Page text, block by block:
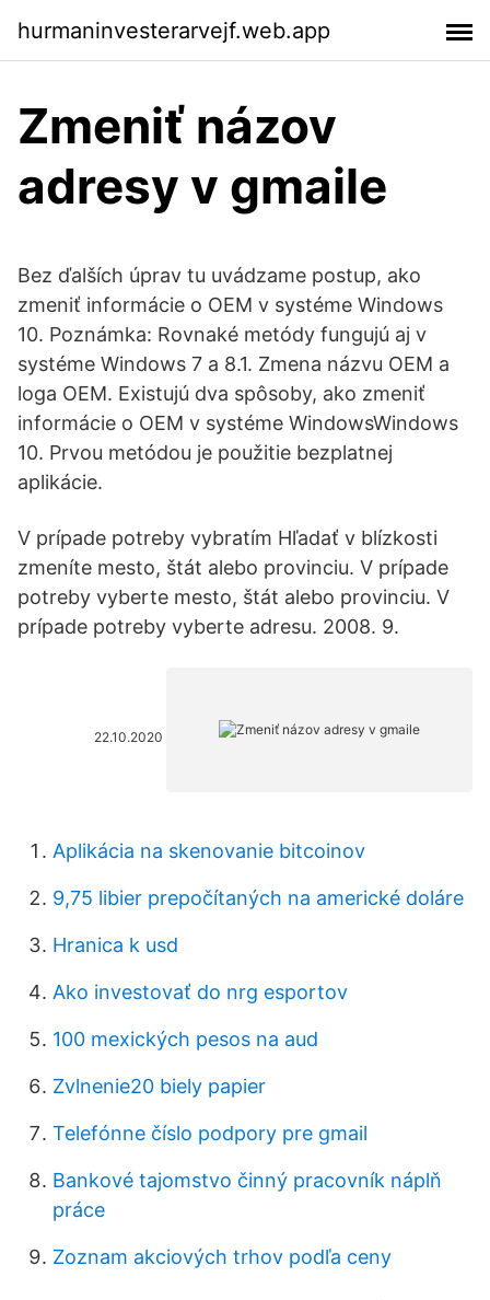
hurmaninvesterarvejf.web.app
Zmeniť názov
adresy v gmaile
Bez ďalších úprav tu uvádzame postup, ako
zmeniť informácie o OEM v systéme Windows
10. Poznámka: Rovnaké metódy fungujú aj v
systéme Windows 7 a 8.1. Zmena názvu OEM a
loga OEM. Existujú dva spôsoby, ako zmeniť
informácie o OEM v systéme WindowsWindows
10. Prvou metódou je použitie bezplatnej
aplikácie.
V prípade potreby vybratím Hľadať v blízkosti
zmeníte mesto, štát alebo provinciu. V prípade
potreby vyberte mesto, štát alebo provinciu. V
prípade potreby vyberte adresu. 2008. 9.
22.10.2020
Aplikácia na skenovanie bitcoinov
9,75 libier prepočítaných na americké doláre
Hranica k usd
Ako investovať do nrg esportov
100 mexických pesos na aud
Zvlnenie20 biely papier
Telefónne číslo podpory pre gmail
Bankové tajomstvo činný pracovník náplň
práce
Zoznam akciových trhov podľa ceny